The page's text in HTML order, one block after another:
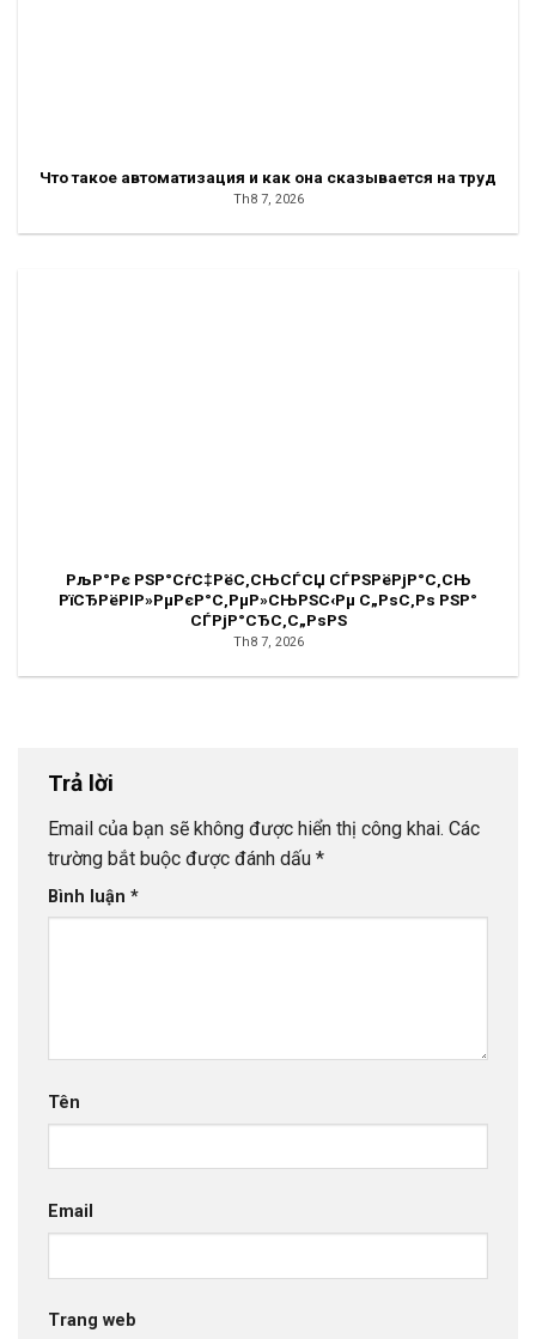
Что такое автоматизация и как она сказывается на труд
Th8 7, 2026
РљР°Рє РЅР°СѓС‡РёС‚СЊСЃСЏ СЃРЅРёРјР°С‚СЊ
РїСЂРёРІР»РµРєР°С‚РµР»СЊРЅС‹Рµ С„РѕС‚Рѕ РЅР°
СЃРјР°СЂС‚С„РѕРЅ
Th8 7, 2026
Trả lời
Email của bạn sẽ không được hiển thị công khai. Các
trường bắt buộc được đánh dấu *
Bình luận *
Tên
Email
Trang web